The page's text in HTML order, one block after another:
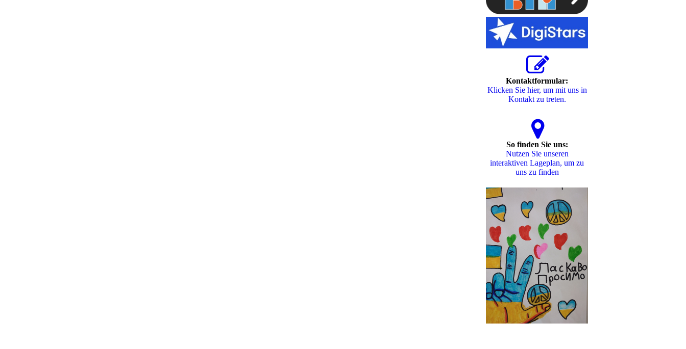
Kontaktformular:
Klicken Sie hier, um mit uns in
Kontakt zu treten.
So finden Sie uns:
Nutzen Sie unseren
interaktiven La­ge­plan, um zu
uns zu finden